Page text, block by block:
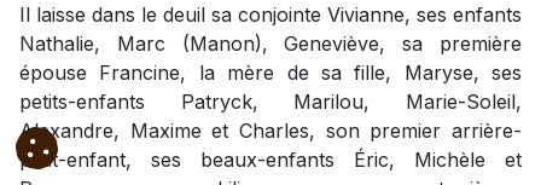
Il laisse dans le deuil sa conjointe Vivianne, ses enfants
Nathalie, Marc (Manon), Geneviève, sa première
épouse Francine, la mère de sa fille, Maryse, ses
petits-enfants Patryck, Marilou, Marie-Soleil,
Alexandre, Maxime et Charles, son premier arrière-
petit-enfant, ses beaux-enfants Éric, Michèle et